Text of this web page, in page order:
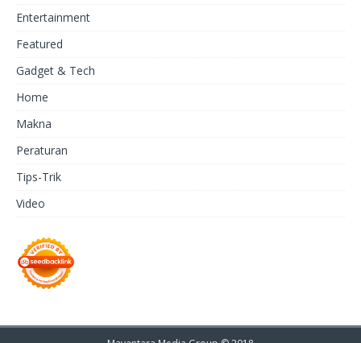
Entertainment
Featured
Gadget & Tech
Home
Makna
Peraturan
Tips-Trik
Video